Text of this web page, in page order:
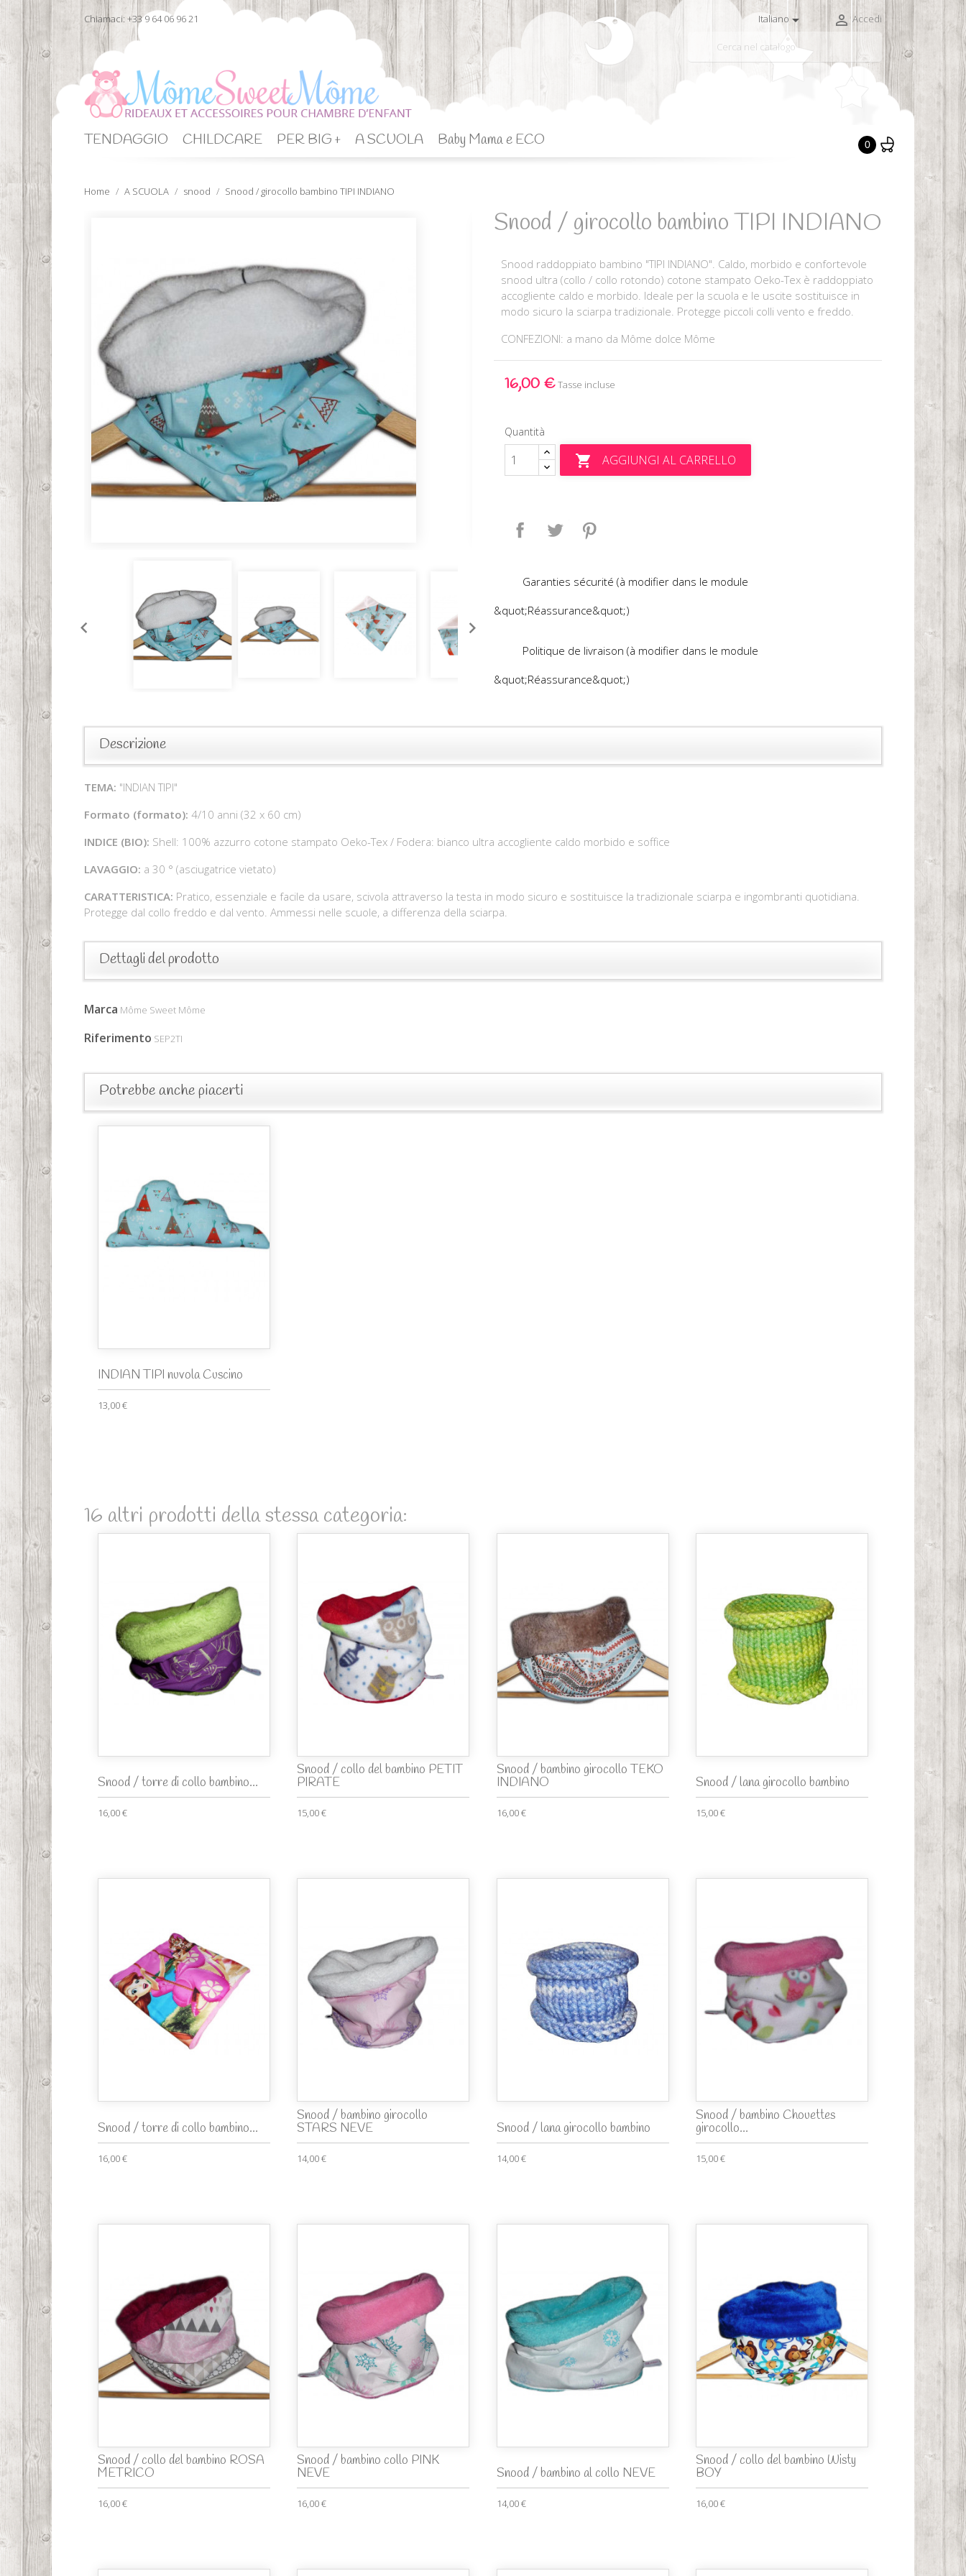
Chiamaci: +33 9 64 06 96 21 Italiano  Accedi

TENDAGGIO CHILDCARE PER BIG + A SCUOLA Baby Mama e ECO 0
Home A SCUOLA snood Snood / girocollo bambino TIPI INDIANO
Snood / girocollo bambino TIPI INDIANO
Snood raddoppiato bambino "TIPI INDIANO". Caldo, morbido e confortevole
snood ultra (collo / collo rotondo) cotone stampato Oeko-Tex è raddoppiato
accogliente caldo e morbido. Ideale per la scuola e le uscite sostituisce in
modo sicuro la sciarpa tradizionale. Protegge piccoli colli vento e freddo.
CONFEZIONI: a mano da Môme dolce Môme
16,00 €Tasse incluse
Quantità
 AGGIUNGI AL CARRELLO
Condividi Twitta
Garanties sécurité (à modifier dans le module
&quot;Réassurance&quot;)
Politique de livraison (à modifier dans le module
&quot;Réassurance&quot;)
Descrizione
TEMA: "INDIAN TIPI"
Formato (formato): 4/10 anni (32 x 60 cm)
INDICE (BIO): Shell: 100% azzurro cotone stampato Oeko-Tex / Fodera: bianco ultra accogliente caldo morbido e soffice
LAVAGGIO: a 30 ° (asciugatrice vietato)
CARATTERISTICA: Pratico, essenziale e facile da usare, scivola attraverso la testa in modo sicuro e sostituisce la tradizionale sciarpa e ingombranti quotidiana.
Protegge dal collo freddo e dal vento. Ammessi nelle scuole, a differenza della sciarpa.
Dettagli del prodotto
Marca Môme Sweet Môme
Riferimento SEP2TI
Potrebbe anche piacerti
INDIAN TIPI nuvola Cuscino
13,00 €
16 altri prodotti della stessa categoria:
Snood / torre di collo bambino...
16,00 €
Snood / collo del bambino PETIT
PIRATE
15,00 €
Snood / bambino girocollo TEKO
INDIANO
16,00 €
Snood / lana girocollo bambino
15,00 €
Snood / torre di collo bambino...
16,00 €
Snood / bambino girocollo
STARS NEVE
14,00 €
Snood / lana girocollo bambino
14,00 €
Snood / bambino Chouettes
girocollo...
15,00 €
Snood / collo del bambino ROSA
METRICO
16,00 €
Snood / bambino collo PINK
NEVE
16,00 €
Snood / bambino al collo NEVE
14,00 €
Snood / collo del bambino Wisty
BOY
16,00 €